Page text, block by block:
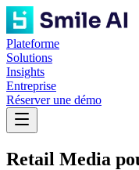
Plateforme
Solutions
Insights
Entreprise
Réserver une démo
Retail Media